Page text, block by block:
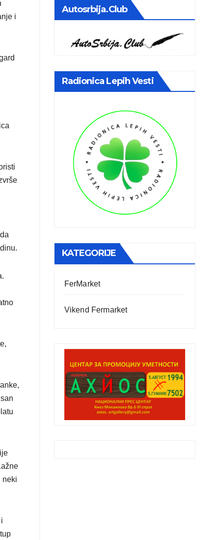
i
neki
Autosrbija.club
Radionica Lepih Vesti
KATEGORIJE
FerMarket
Vikend Fermarket